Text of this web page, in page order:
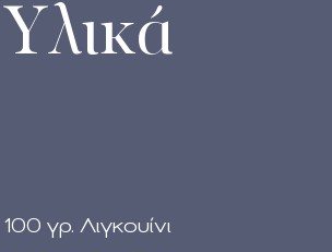
Υλικά
100 γρ. Λιγκουίνι